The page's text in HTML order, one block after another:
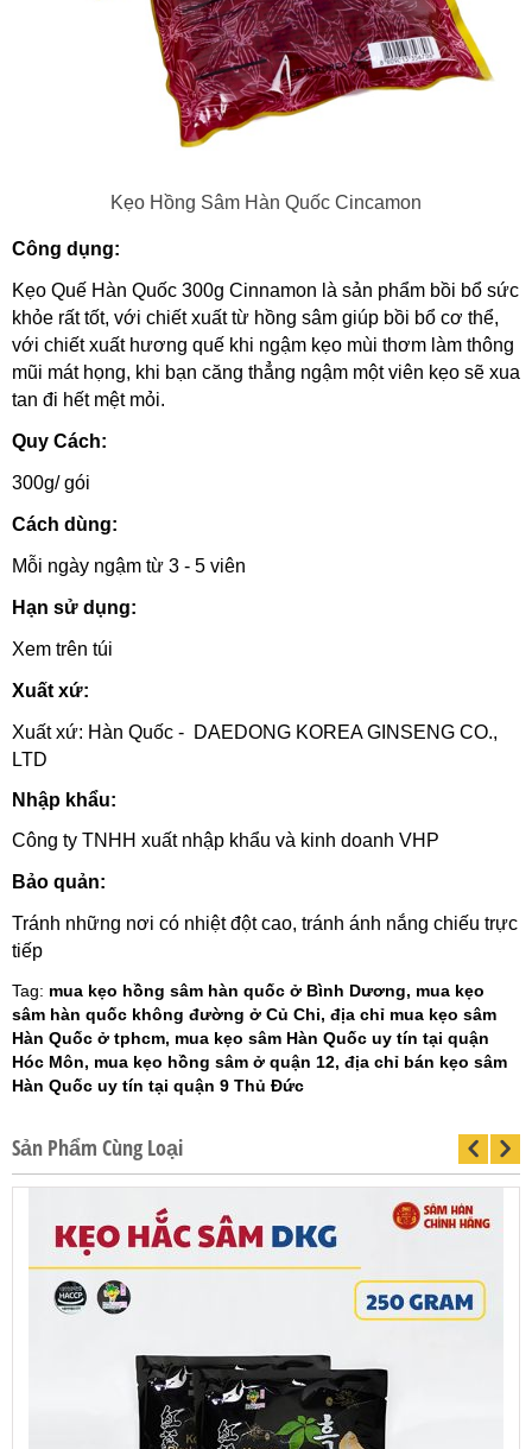
Kẹo Hồng Sâm Hàn Quốc Cincamon
Công dụng:
Kẹo Quế Hàn Quốc 300g Cinnamon là sản phẩm bồi bổ sức
khỏe rất tốt, với chiết xuất từ hồng sâm giúp bồi bổ cơ thể,
với chiết xuất hương quế khi ngậm kẹo mùi thơm làm thông
mũi mát họng, khi bạn căng thẳng ngậm một viên kẹo sẽ xua
tan đi hết mệt mỏi.
Quy Cách:
300g/ gói
Cách dùng:
Mỗi ngày ngậm từ 3 - 5 viên
Hạn sử dụng:
Xem trên túi
Xuất xứ:
Xuất xứ: Hàn Quốc - DAEDONG KOREA GINSENG CO.,
LTD
Nhập khẩu:
Công ty TNHH xuất nhập khẩu và kinh doanh VHP
Bảo quản:
Tránh những nơi có nhiệt đột cao, tránh ánh nắng chiếu trực
tiếp
Tag: mua kẹo hồng sâm hàn quốc ở Bình Dương, mua kẹo
sâm hàn quốc không đường ở Củ Chi, địa chỉ mua kẹo sâm
Hàn Quốc ở tphcm, mua kẹo sâm Hàn Quốc uy tín tại quận
Hóc Môn, mua kẹo hồng sâm ở quận 12, địa chỉ bán kẹo sâm
Hàn Quốc uy tín tại quận 9 Thủ Đức
Sản Phẩm Cùng Loại